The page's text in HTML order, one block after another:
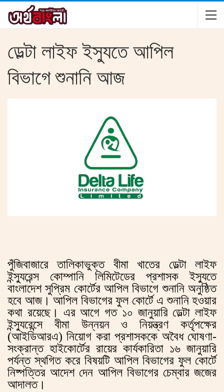
ডেল্টা লাইফ ইস্যুতে আপিল
বিভাগে শুনানি আজ
পুঁজিবাজারে তালিকাভুক্ত বীমা খাতের ডেল্টা লাইফ
ইন্স্যুরেন্স কোম্পানি লিমিটেডের প্রশাসক ইস্যুতে
বাংলাদেশ সুপ্রিম কোর্টের আপিল বিভাগে শুনানি অনুষ্ঠিত
হবে আজ। আপিল বিভাগের ফুল কোর্টে এ শুনানি হওয়ার
কথা রয়েছে। এর আগে গত ১০ জানুয়ারি ডেল্টা লাইফ
ইন্স্যুরেন্সে বীমা উন্নয়ন ও নিয়ন্ত্রণ কর্তৃপক্ষের
(আইডিআরএ) নিয়োগ করা প্রশাসককে অবৈধ ঘোষণা-
সংক্রান্ত হাইকোর্টের রায়ের কার্যকারিতা ১৬ জানুয়ারি
পর্যন্ত স্থগিত করে বিষয়টি আপিল বিভাগের ফুল কোর্টে
নিষ্পত্তির আদেশ দেন আপিল বিভাগের চেম্বার জজের
আদালত।